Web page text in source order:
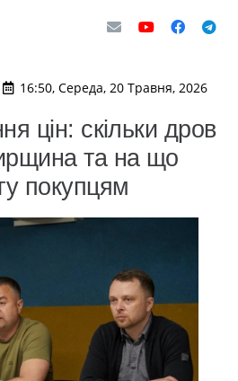
16:50, Середа, 20 Травня, 2026
цін: скільки дров
та на що
покупцям